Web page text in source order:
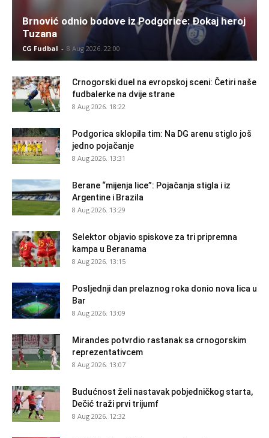
Brnović odnio bodove iz Podgorice: Đokaj heroj
Tuzana
CG Fudbal - 8 Aug 2026. 22:00
Crnogorski duel na evropskoj sceni: Četiri naše
fudbalerke na dvije strane
8 Aug 2026. 18:22
Podgorica sklopila tim: Na DG arenu stiglo još
jedno pojačanje
8 Aug 2026. 13:31
Berane “mijenja lice”: Pojačanja stigla i iz
Argentine i Brazila
8 Aug 2026. 13:29
Selektor objavio spiskove za tri pripremna
kampa u Beranama
8 Aug 2026. 13:15
Posljednji dan prelaznog roka donio nova lica u
Bar
8 Aug 2026. 13:09
Mirandes potvrdio rastanak sa crnogorskim
reprezentativcem
8 Aug 2026. 13:07
Budućnost želi nastavak pobjedničkog starta,
Dečić traži prvi trijumf
8 Aug 2026. 12:32